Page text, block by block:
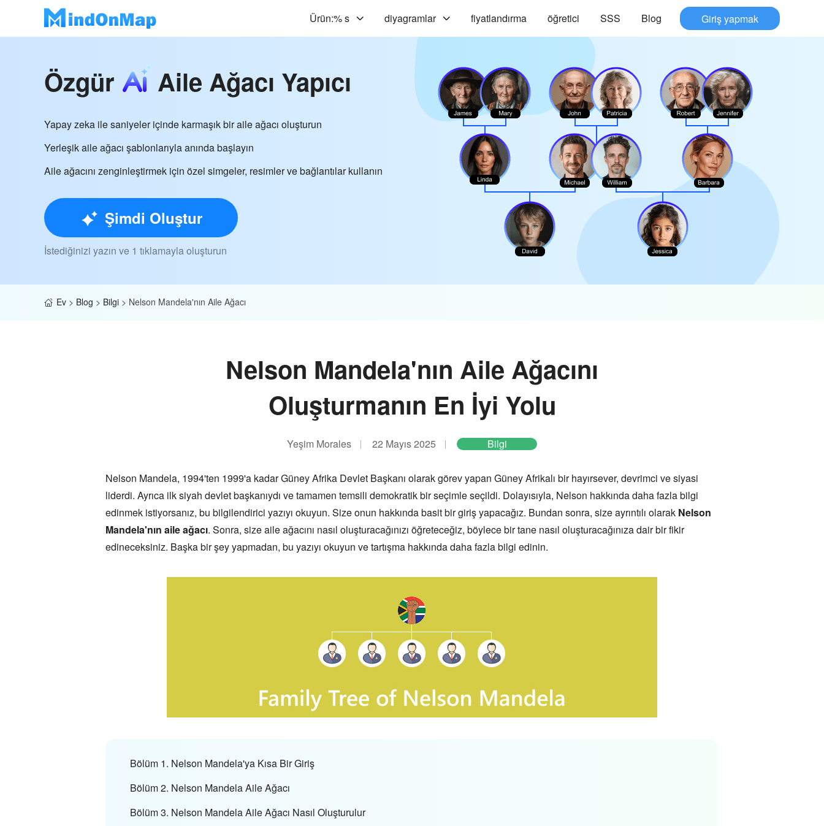
Ürün:% s diyagramlar fiyatlandırma öğretici SSS Blog Giriş yapmak
Özgür Aile Ağacı Yapıcı
Yapay zeka ile saniyeler içinde karmaşık bir aile ağacı oluşturun
Yerleşik aile ağacı şablonlarıyla anında başlayın
Aile ağacını zenginleştirmek için özel simgeler, resimler ve bağlantılar kullanın
Şimdi Oluştur
İstediğinizi yazın ve 1 tıklamayla oluşturun
Ev > Blog > Bilgi > Nelson Mandela'nın Aile Ağacı
Nelson Mandela'nın Aile Ağacını
Oluşturmanın En İyi Yolu
Yeşim Morales 22 Mayıs 2025 Bilgi
Nelson Mandela, 1994'ten 1999'a kadar Güney Afrika Devlet Başkanı olarak görev yapan Güney Afrikalı bir hayırsever, devrimci ve siyasi
liderdi. Ayrıca ilk siyah devlet başkanıydı ve tamamen temsili demokratik bir seçimle seçildi. Dolayısıyla, Nelson hakkında daha fazla bilgi
edinmek istiyorsanız, bu bilgilendirici yazıyı okuyun. Size onun hakkında basit bir giriş yapacağız. Bundan sonra, size ayrıntılı olarak Nelson
Mandela'nın aile ağacı. Sonra, size aile ağacını nasıl oluşturacağınızı öğreteceğiz, böylece bir tane nasıl oluşturacağınıza dair bir fikir
edineceksiniz. Başka bir şey yapmadan, bu yazıyı okuyun ve tartışma hakkında daha fazla bilgi edinin.
Bölüm 1. Nelson Mandela'ya Kısa Bir Giriş
Bölüm 2. Nelson Mandela Aile Ağacı
Bölüm 3. Nelson Mandela Aile Ağacı Nasıl Oluşturulur